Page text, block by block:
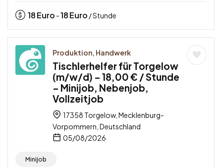
18Euro -18Euro / Stunde
Produktion, Handwerk
Tischlerhelfer für Torgelow
(m/w/d) – 18,00 € / Stunde
– Minijob, Nebenjob,
Vollzeitjob
17358 Torgelow, Mecklenburg-
Vorpommern, Deutschland
05/08/2026
Minijob